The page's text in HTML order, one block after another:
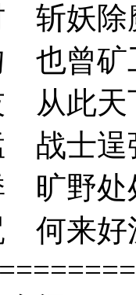
斩妖
也曾
从此
战士
旷野
何来